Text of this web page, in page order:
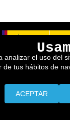
analizar el uso del
de tus hábitos de
ACEPTAR